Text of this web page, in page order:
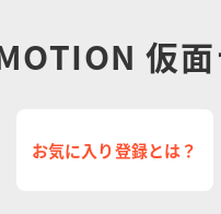
仮
お気に入り登録とは？